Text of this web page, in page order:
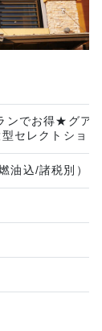
ンでお得★グア
セレクトショ
油込/諸税別）